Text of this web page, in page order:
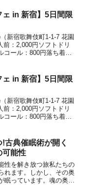
ェ in 新宿】5日間限
新宿歌舞伎町1-1-7 花園
前：2,000円ソフトドリ
コール：800円落ち着い
開催スケジュール...
ェ in 新宿】5日間限
新宿歌舞伎町1-1-7 花園
前：2,000円ソフトドリ
コール：800円落ち着い
開催スケジュール...
古典催眠術が開く
可能性
性を解き放つ旅私たちの
れます。しかし、その奥
眠っています。魂の奥底